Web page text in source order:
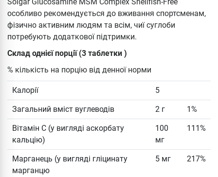
особливо рекомендується до вживання спортсменам,
фізично активним людям та всім, чиї суглоби
потребують додаткової підтримки.
Склад однієї порції (3 таблетки )
% кількість на порцію від денної норми
Калорії 5
Загальний вміст вуглеводів 2 г 1%
Вітамін С (у вигляді аскорбату
кальцію)
100
мг
111%
Марганець (у вигляді гліцинату
марганцю
5 мг 217%